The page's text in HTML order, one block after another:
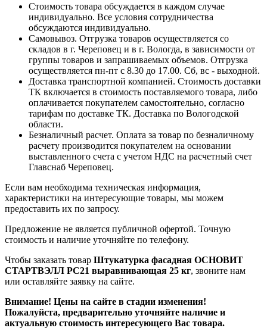
Стоимость товара обсуждается в каждом случае
индивидуально. Все условия сотрудничества
обсуждаются индивидуально.
Самовывоз. Отгрузка товаров осуществляется со
складов в г. Череповец и в г. Вологда, в зависимости от
группы товаров и запрашиваемых объемов. Отгрузка
осуществляется пн-пт с 8.30 до 17.00. Сб, вс - выходной.
Доставка транспортной компанией. Стоимость доставки
ТК включается в стоимость поставляемого товара, либо
оплачивается покупателем самостоятельно, согласно
тарифам по доставке ТК. Доставка по Вологодской
области.
Безналичный расчет. Оплата за товар по безналичному
расчету производится покупателем на основании
выставленного счета с учетом НДС на расчетный счет
Главснаб Череповец.
Если вам необходима техническая информация,
характеристики на интересующие товары, мы можем
предоставить их по запросу.
Предложение не является публичной офертой. Точную
стоимость и наличие уточняйте по телефону.
Чтобы заказать товар Штукатурка фасадная ОСНОВИТ
СТАРТВЭЛЛ PC21 выравнивающая 25 кг, звоните нам
или оставляйте заявку на сайте.
Внимание! Цены на сайте в стадии изменения!
Пожалуйста, предварительно уточняйте наличие и
актуальную стоимость интересующего Вас товара.